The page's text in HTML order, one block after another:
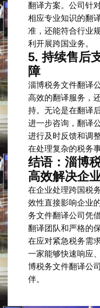
翻译方案。公司针
相应专业知识的翻
准，还能符合行业
利开展跨国业务。
5.持续售后
障
淄博税务文件翻译
高效的翻译服务，
持。无论是在翻译
进一步咨询，翻译
进行及时反馈和调
在处理复杂的税务
结语：淄博
高效解决企
在企业处理跨国税
效性直接影响企业
务文件翻译公司凭
翻译团队和严格的
在应对紧急税务需
一家能够快速响应
博税务文件翻译公
伴。